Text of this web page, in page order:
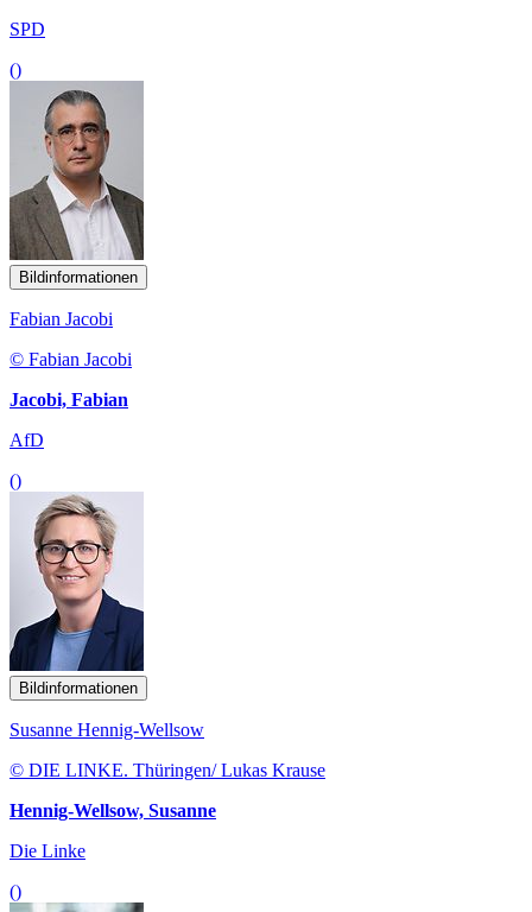
SPD
()
Bildinformationen
Fabian Jacobi
© Fabian Jacobi
Jacobi, Fabian
AfD
()
Bildinformationen
Susanne Hennig-Wellsow
© DIE LINKE. Thüringen/ Lukas Krause
Hennig-Wellsow, Susanne
Die Linke
()